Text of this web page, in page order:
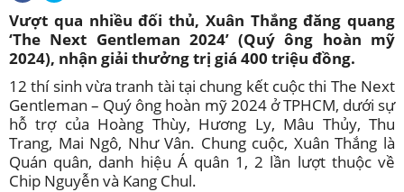
Vượt qua nhiều đối thủ, Xuân Thắng đăng quang
‘The Next Gentleman 2024’ (Quý ông hoàn mỹ
2024), nhận giải thưởng trị giá 400 triệu đồng.
12 thí sinh vừa tranh tài tại chung kết cuộc thi The Next
Gentleman – Quý ông hoàn mỹ 2024 ở TPHCM, dưới sự
hỗ trợ của Hoàng Thùy, Hương Ly, Mâu Thủy, Thu
Trang, Mai Ngô, Như Vân. Chung cuộc, Xuân Thắng là
Quán quân, danh hiệu Á quân 1, 2 lần lượt thuộc về
Chip Nguyễn và Kang Chul.